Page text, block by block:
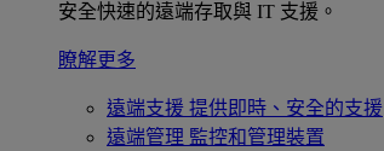
安全快速的遠端存取與 IT 支援。
瞭解更多
遠端支援 提供即時、安全的支援
遠端管理 監控和管理裝置